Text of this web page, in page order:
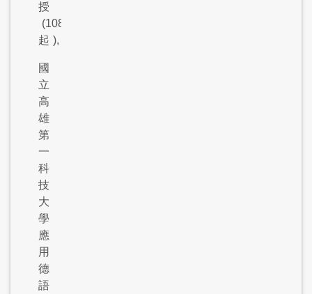
授
(108.8
起 ),
國
立
高
雄
第
一
科
技
大
學
應
用
德
語